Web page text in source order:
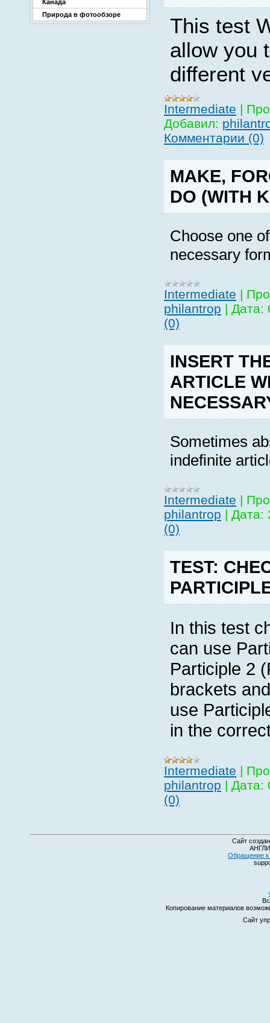
Канада
Природа в фотообзоре
This test
allow you
different
Intermediate |
Добавил:
Комментарии (0)
MAKE,
DO (WITH
Choose one
necessary
Intermediate |
philantrop | Дата:
(0)
INSERT
ARTICLE
Sometimes
indefinite
Intermediate |
philantrop | Дата:
(0)
TEST:
In this test
can use
Participle 2
brackets
use
in the
Intermediate |
philantrop | Дата:
(0)
Сайт
Обращение к
Копирование материалов
Сайт